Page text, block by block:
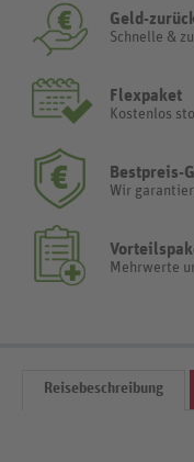
Geld-
Schnelle &
Flexpaket
Kostenlos
Bestpreis-
Wir
Mehrwerte
Reisebeschreibung